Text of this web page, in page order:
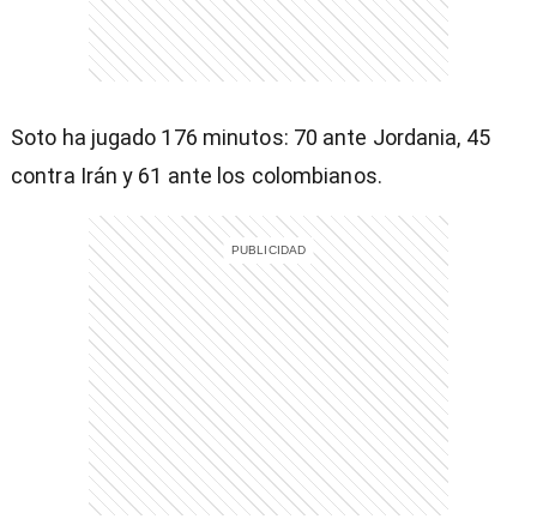
Soto ha jugado 176 minutos: 70 ante Jordania, 45
contra Irán y 61 ante los colombianos.